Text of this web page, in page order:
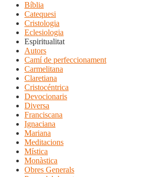
Bíblia
Catequesi
Cristologia
Eclesiologia
Espiritualitat
Autors
Camí de perfeccionament
Carmelitana
Claretiana
Cristocéntrica
Devocionaris
Diversa
Franciscana
Ignaciana
Mariana
Meditacions
Mística
Monàstica
Obres Generals